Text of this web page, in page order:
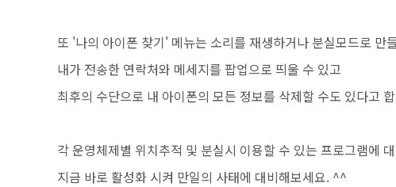
또 '나의 아이폰 찾기' 메뉴는 소리를 재생하거나 분실모드로 만
내가 전송한 연락처와 메세지를 팝업으로 띄울 수 있고
최후의 수단으로 내 아이폰의 모든 정보를 삭제할 수도 있다고
각 운영체제별 위치추적 및 분실시 이용할 수 있는 프로그램에
지금 바로 활성화 시켜 만일의 사태에 대비해보세요. ^^